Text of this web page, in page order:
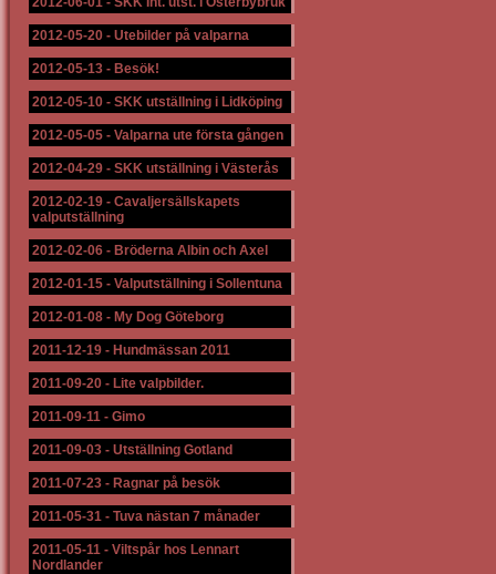
2012-05-20 - Utebilder på valparna
2012-05-13 - Besök!
2012-05-10 - SKK utställning i Lidköping
2012-05-05 - Valparna ute första gången
2012-04-29 - SKK utställning i Västerås
2012-02-19 - Cavaljersällskapets
valputställning
2012-02-06 - Bröderna Albin och Axel
2012-01-15 - Valputställning i Sollentuna
2012-01-08 - My Dog Göteborg
2011-12-19 - Hundmässan 2011
2011-09-20 - Lite valpbilder.
2011-09-11 - Gimo
2011-09-03 - Utställning Gotland
2011-07-23 - Ragnar på besök
2011-05-31 - Tuva nästan 7 månader
2011-05-11 - Viltspår hos Lennart
Nordlander